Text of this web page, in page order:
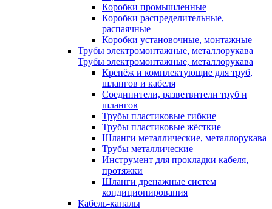
Коробки промышленные
Коробки распределительные,
распаячные
Коробки установочные, монтажные
Трубы электромонтажные, металлорукава
Трубы электромонтажные, металлорукава
Крепёж и комплектующие для труб,
шлангов и кабеля
Соединители, разветвители труб и
шлангов
Трубы пластиковые гибкие
Трубы пластиковые жёсткие
Шланги металлические, металлорукава
Трубы металлические
Инструмент для прокладки кабеля,
протяжки
Шланги дренажные систем
кондиционирования
Кабель-каналы